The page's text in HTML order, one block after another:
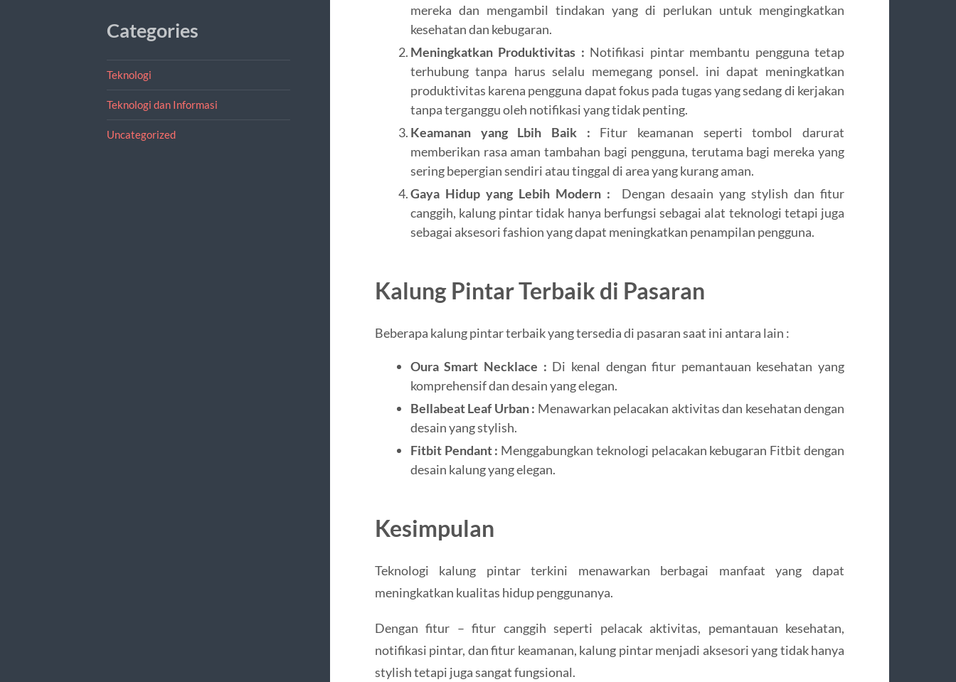
Categories
Teknologi
Teknologi dan Informasi
Uncategorized
mereka dan mengambil tindakan yang di perlukan untuk mengingkatkan
kesehatan dan kebugaran.
Meningkatkan Produktivitas : Notifikasi pintar membantu pengguna tetap
terhubung tanpa harus selalu memegang ponsel. ini dapat meningkatkan
produktivitas karena pengguna dapat fokus pada tugas yang sedang di kerjakan
tanpa terganggu oleh notifikasi yang tidak penting.
Keamanan yang Lbih Baik : Fitur keamanan seperti tombol darurat
memberikan rasa aman tambahan bagi pengguna, terutama bagi mereka yang
sering bepergian sendiri atau tinggal di area yang kurang aman.
Gaya Hidup yang Lebih Modern :
Dengan desaain yang stylish dan fitur
canggih, kalung pintar tidak hanya berfungsi sebagai alat teknologi tetapi juga
sebagai aksesori fashion yang dapat meningkatkan penampilan pengguna.
Kalung Pintar Terbaik di Pasaran
Beberapa kalung pintar terbaik yang tersedia di pasaran saat ini antara lain :
Oura Smart Necklace : Di kenal dengan fitur pemantauan kesehatan yang
komprehensif dan desain yang elegan.
Bellabeat Leaf Urban : Menawarkan pelacakan aktivitas dan kesehatan dengan
desain yang stylish.
Fitbit Pendant : Menggabungkan teknologi pelacakan kebugaran Fitbit dengan
desain kalung yang elegan.
Kesimpulan
Teknologi kalung pintar terkini menawarkan berbagai manfaat yang dapat
meningkatkan kualitas hidup penggunanya.
Dengan fitur – fitur canggih seperti pelacak aktivitas, pemantauan kesehatan,
notifikasi pintar, dan fitur keamanan, kalung pintar menjadi aksesori yang tidak hanya
stylish tetapi juga sangat fungsional.